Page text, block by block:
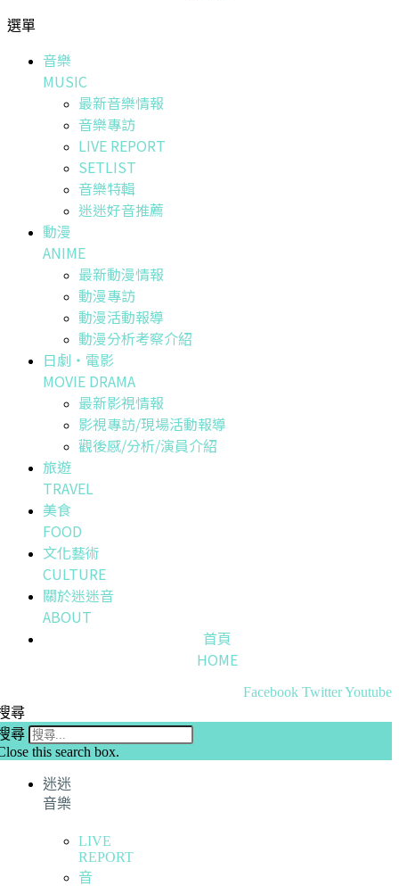
選單
音樂
MUSIC
最新音樂情報
音樂專訪
LIVE REPORT
SETLIST
音樂特輯
迷迷好音推薦
動漫
ANIME
最新動漫情報
動漫專訪
動漫活動報導
動漫分析考察介紹
日劇・電影
MOVIE DRAMA
最新影視情報
影視專訪/現場活動報導
觀後感/分析/演員介紹
旅遊
TRAVEL
美食
FOOD
文化藝術
CULTURE
關於迷迷音
ABOUT
首頁
HOME
Facebook TwitterYoutube
尋
尋
this search box.
迷迷
音樂
LIVE
REPORT
音